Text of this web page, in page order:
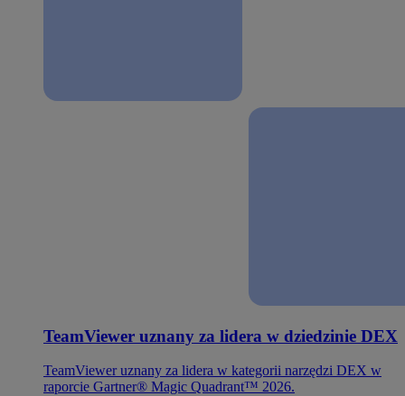
TeamViewer uznany za lidera w dziedzinie DEX
TeamViewer uznany za lidera w kategorii narzędzi DEX w
raporcie Gartner® Magic Quadrant™ 2026.